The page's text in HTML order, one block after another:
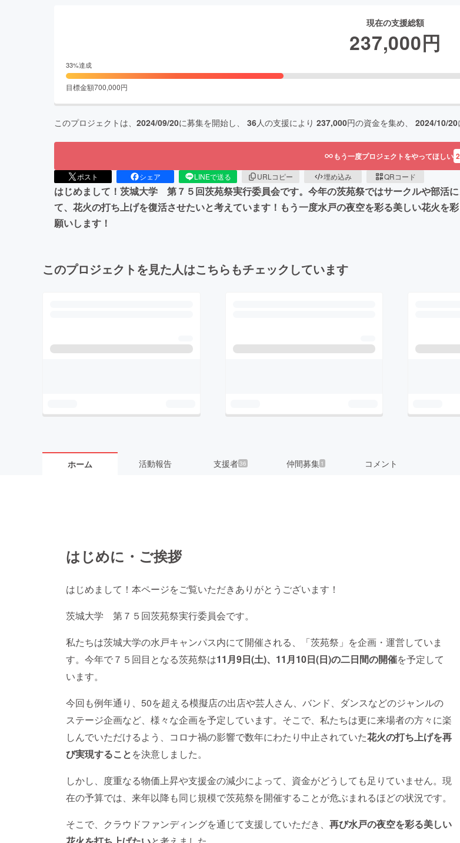
現在の支援総額
237,000円
33%達成
目標金額700,000円
このプロジェクトは、 2024/09/20に募集を開始し、 36人の支援により 237,000円の資金を集め、 2024/10/20
もう一度プロジェクトをやってほしい
ポスト シェア LINEで送る URLコピー 埋め込み QRコード
はじめまして！茨城大学 第７５回茨苑祭実行委員会です。今年の茨苑祭ではサークルや部活
て、花火の打ち上げを復活させたいと考えています！もう一度水戸の夜空を彩る美しい花火を
願いします！
このプロジェクトを見た人はこちらもチェックしています
ホーム 活動報告 支援者36 仲間募集 1 コメント
はじめに・ご挨拶
はじめまして！本ページをご覧いただきありがとうございます！
茨城大学 第７５回茨苑祭実行委員会です。
私たちは茨城大学の水戸キャンパス内にて開催される、「茨苑祭」を企画・運営していま
す。今年で７５回目となる茨苑祭は11月9日(土)、11月10日(日)の二日間の開催を予定して
います。
今回も例年通り、50を超える模擬店の出店や芸人さん、バンド、ダンスなどのジャンルの
ステージ企画など、様々な企画を予定しています。そこで、私たちは更に来場者の方々に楽
しんでいただけるよう、コロナ禍の影響で数年にわたり中止されていた花火の打ち上げを再
び実現することを決意しました。
しかし、度重なる物価上昇や支援金の減少によって、資金がどうしても足りていません。現
在の予算では、来年以降も同じ規模で茨苑祭を開催することが危ぶまれるほどの状況です。
そこで、クラウドファンディングを通じて支援していただき、 再び水戸の夜空を彩る美しい